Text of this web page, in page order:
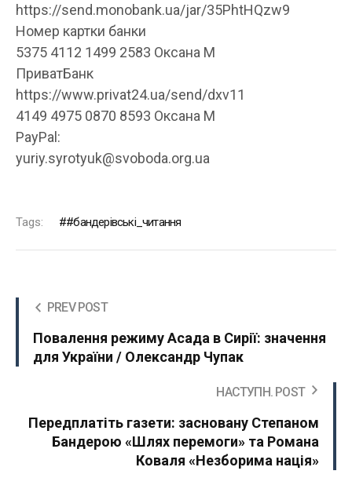
https://send.monobank.ua/jar/35PhtHQzw9
Номер картки банки
5375 4112 1499 2583 Оксана М
ПриватБанк
https://www.privat24.ua/send/dxv11
4149 4975 0870 8593 Оксана М
PayPal:
yuriy.syrotyuk@svoboda.org.ua
Tags: #бандерівські_читання
PREV POST
Повалення режиму Асада в Сирії: значення
для України / Олександр Чупак
НАСТУПН. POST
Передплатіть газети: засновану Степаном
Бандерою «Шлях перемоги» та Романа
Коваля «Незборима нація»